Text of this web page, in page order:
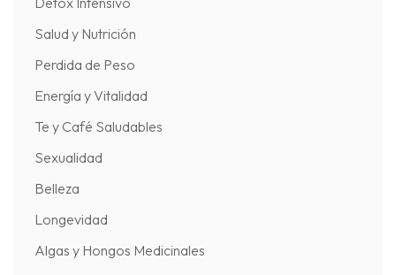
Salud y Nutrición
Perdida de Peso
Energía y Vitalidad
Te y Café Saludables
Sexualidad
Belleza
Longevidad
Algas y Hongos Medicinales